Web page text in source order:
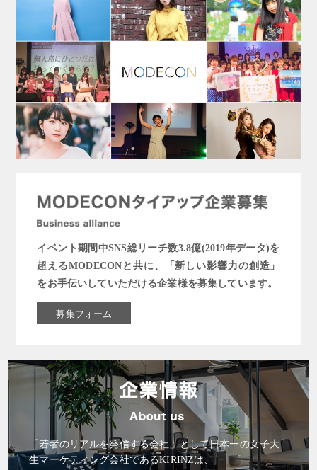
イベント期間中SNS総リーチ数3.8億(2019年データ)を
超えるMODECONと共に、「新しい影響力の創造」
をお手伝いしていただける企業様を募集しています。
募集フォーム
「若者のリアルを発信する会社」として日本一の女子大
生マーケティング会社であるKIRINZは、